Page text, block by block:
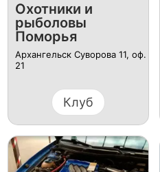
Охотники и
рыболовы
Поморья
Архангельск Суворова 11, оф.
21
Клуб